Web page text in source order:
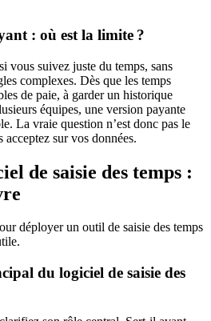
: où est la limite ?
vous suivez juste du temps, sans
complexes. Dès que les temps
de paie, à garder un historique
équipes, une version payante
La vraie question n’est donc pas le
sur vos données.
de saisie des temps :
déployer un outil de saisie des temps
du logiciel de saisie des